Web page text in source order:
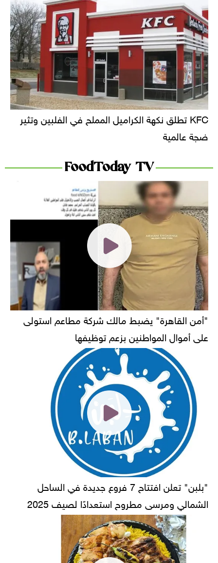
KFC تطلق نكهة الكراميل المملح في الفلبين وتثير
ضجة عالمية
FoodToday TV
"أمن القاهرة" يضبط مالك شركة مطاعم استولى
على أموال المواطنين بزعم توظيفها
"بلبن" تعلن افتتاح 7 فروع جديدة في الساحل
الشمالي ومرسى مطروح استعدادًا لصيف 2025